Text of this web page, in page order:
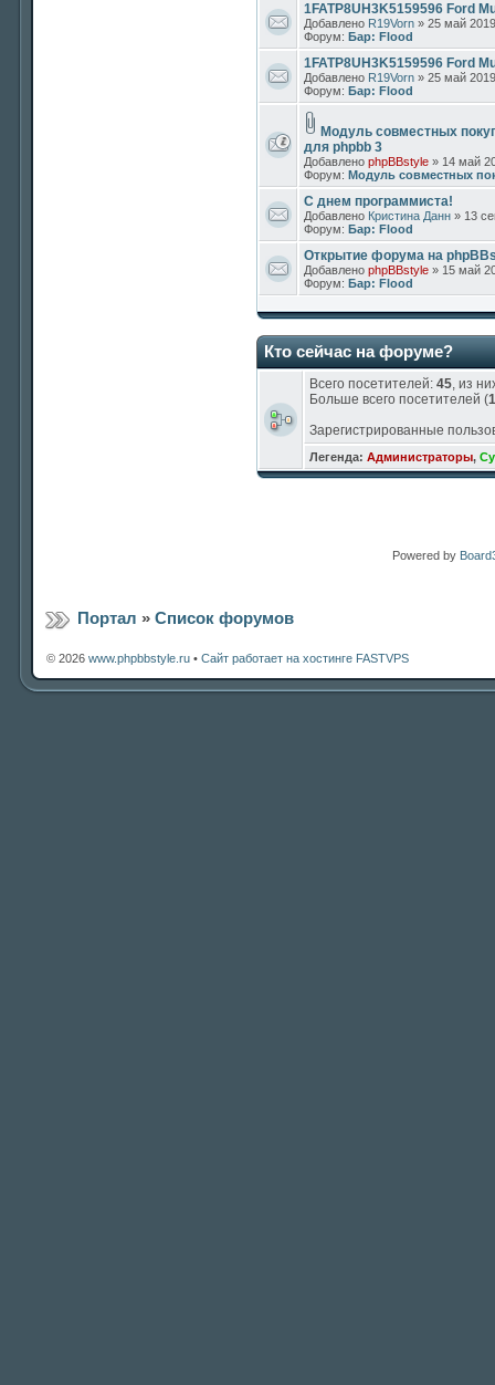
1FATP8UH3K5159596 Ford
Добавлено R19Vorn » 25 май
Форум: Бар: Flood
1FATP8UH3K5159596 Ford
Добавлено R19Vorn » 25 май
Форум: Бар: Flood
Модуль совместных
для phpbb 3
Добавлено phpBBstyle » 14 май
Форум: Модуль совместных
С днем программиста!
Добавлено Кристина Данн » 13
Форум: Бар: Flood
Открытие форума на
Добавлено phpBBstyle » 15 май
Форум: Бар: Flood
Кто сейчас на форуме?
Всего посетителей: 45, из
Больше всего посетителей (
Зарегистрированные
Легенда: Администраторы,
Powered by
Портал »Список форумов
© 2026 www.phpbbstyle.ru • Сайт работает на хостинге FASTVPS